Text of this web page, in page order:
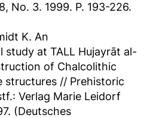
No. 3. 1999. P. 193-226.
K. An
study at TALL Hujayrāt al-
of Chalcolithic
structures // Prehistoric
Verlag Marie Leidorf
(Deutsches